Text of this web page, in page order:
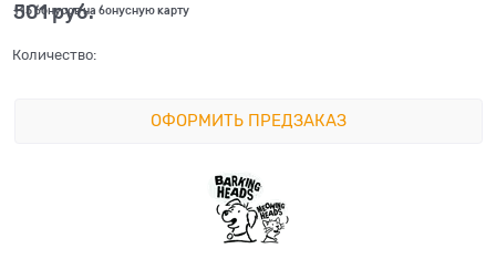
501 руб.
+15 бонусов на бонусную карту
Количество:
ОФОРМИТЬ ПРЕДЗАКАЗ